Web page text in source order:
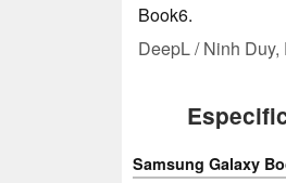
Book6.
DeepL / Ninh Duy,
Samsung Galaxy